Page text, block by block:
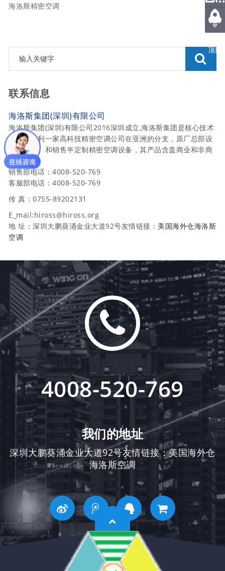
海洛斯精密空调
联系信息
海洛斯集团(深圳)有限公司
海洛斯集团(深圳)有限公司2016深圳成立,海洛斯集团是核心技术
来自意大利一家高科技精密空调公司在亚洲的分支，原厂总部设
计、制造、和销售半定制精密空调设备，其产品含盖商业和非商
业用途。
销售部电话：4008-520-769
客服部电话：4008-520-769
传 真：0755-89202131
E_mail:hiross@hiross.org
地 址：深圳大鹏葵涌金业大道92号友情链接： 美国海外仓海洛斯
空调
4008-520-769
我们的地址
深圳大鹏葵涌金业大道92号友情链接：美国海外仓
海洛斯空调
微信
顶部